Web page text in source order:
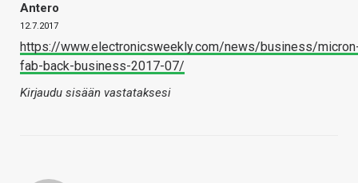
Antero
12.7.2017
https://www.electronicsweekly.com/news/business/
fab-back-business-2017-07/
Kirjaudu sisään vastataksesi